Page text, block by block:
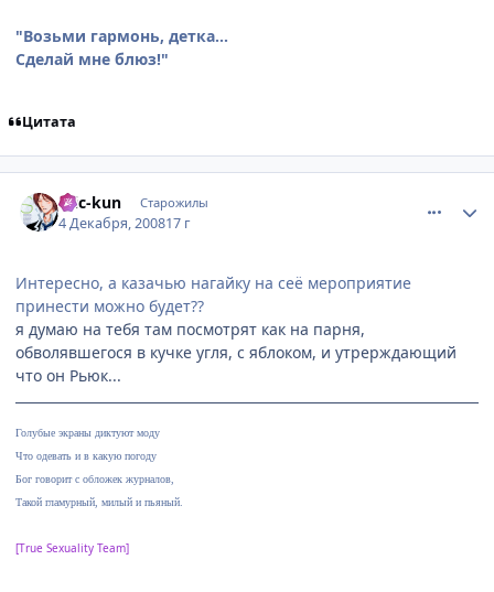
"Возьми гармонь, детка...
Сделай мне блюз!"
Цитата
Eric-kun Старожилы
4 Декабря, 200817 г
Интересно, а казачью нагайку на сеё мероприятие
принести можно будет??
я думаю на тебя там посмотрят как на парня,
обволявшегося в кучке угля, с яблоком, и утрерждающий
что он Рьюк...
Голубые экраны диктуют моду
Что одевать и в какую погоду
Бог говорит с обложек журналов,
Такой гламурный, милый и пьяный.
[True Sexuality Team]